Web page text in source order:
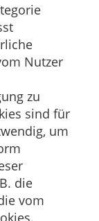
Nutzer
zu
sind für
um
die
vom